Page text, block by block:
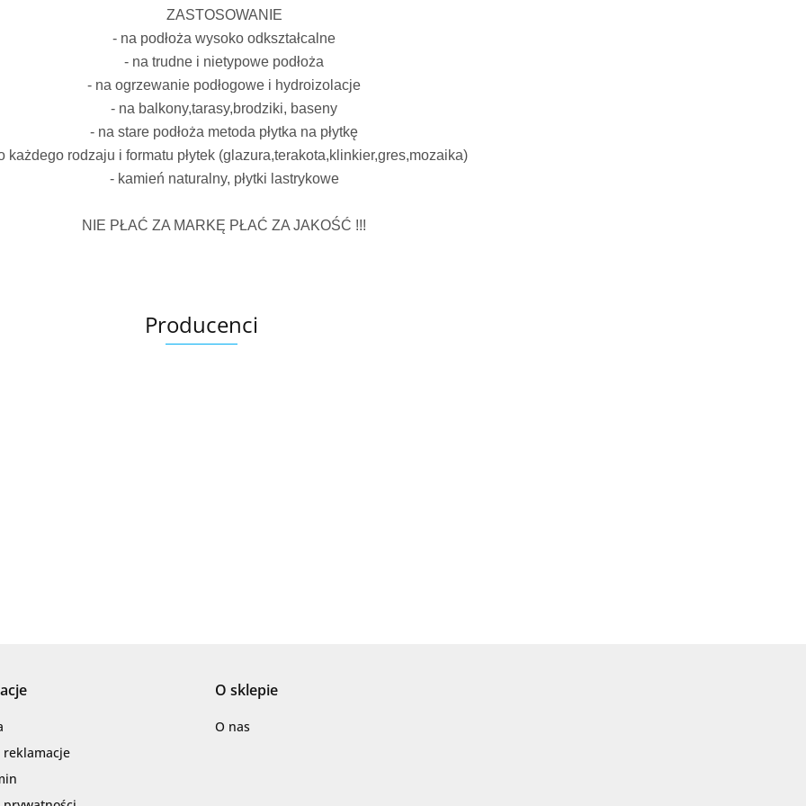
ZASTOSOWANIE
- na podłoża wysoko odkształcalne
- na trudne i nietypowe podłoża
- na ogrzewanie podłogowe i hydroizolacje
- na balkony,tarasy,brodziki, baseny
- na stare podłoża metoda płytka na płytkę
każdego rodzaju i formatu płytek (glazura,terakota,klinkier,gres,mozaika)
- kamień naturalny, płytki lastrykowe
NIE PŁAĆ ZA MARKĘ PŁAĆ ZA JAKOŚĆ !!!
Producenci
Barwolf
O sklepie
O nas